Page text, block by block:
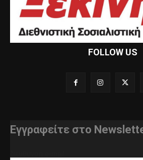
FOLLOW US
Εγγραφείτε στο